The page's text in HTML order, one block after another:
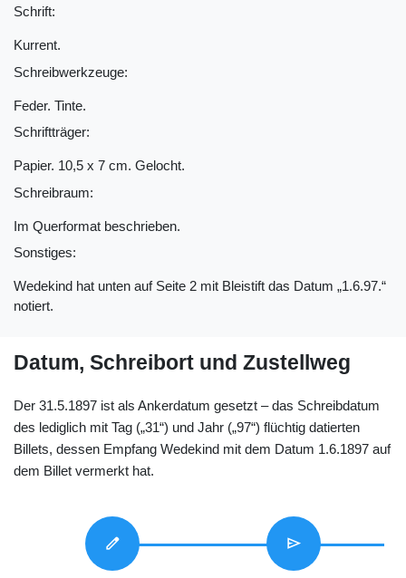
Schrift:
Kurrent.
Schreibwerkzeuge:
Feder. Tinte.
Schriftträger:
Papier. 10,5 x 7 cm. Gelocht.
Schreibraum:
Im Querformat beschrieben.
Sonstiges:
Wedekind hat unten auf Seite 2 mit Bleistift das Datum „1.6.97.“
notiert.
Datum, Schreibort und Zustellweg
Der 31.5.1897 ist als Ankerdatum gesetzt – das Schreibdatum
des lediglich mit Tag („31“) und Jahr („97“) flüchtig datierten
Billets, dessen Empfang Wedekind mit dem Datum 1.6.1897 auf
dem Billet vermerkt hat.
edit send